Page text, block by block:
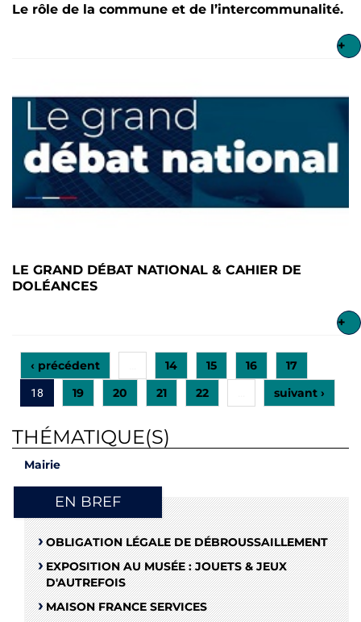
Le rôle de la commune et de l’intercommunalité.
+
LE GRAND DÉBAT NATIONAL & CAHIER DE
DOLÉANCES
+
‹ précédent 14 15 16 17
18 19 20 21 22 suivant ›
THÉMATIQUE(S)
Mairie
EN BREF
OBLIGATION LÉGALE DE DÉBROUSSAILLEMENT
EXPOSITION AU MUSÉE : JOUETS & JEUX
D'AUTREFOIS
MAISON FRANCE SERVICES